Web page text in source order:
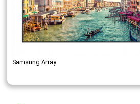
Samsung Array